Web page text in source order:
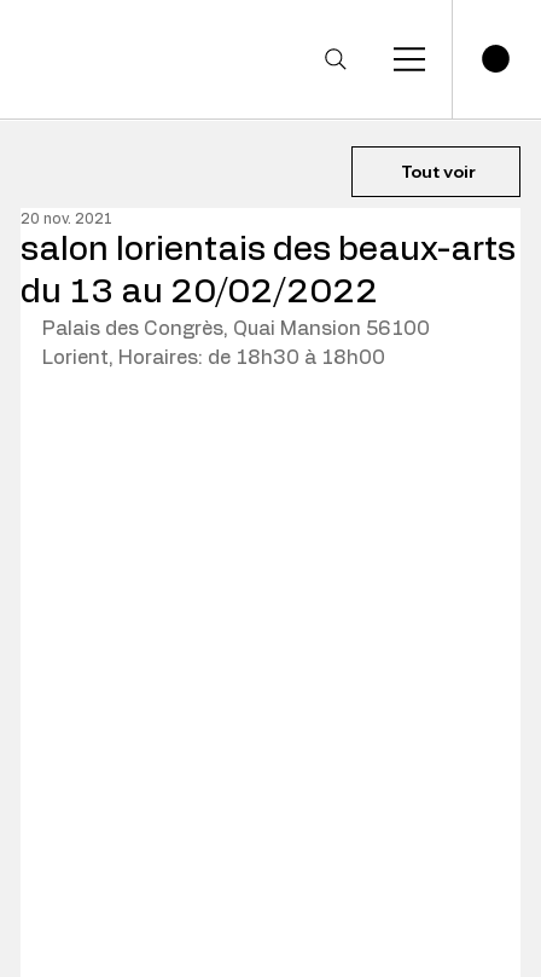
Tout voir
salon lorientais des beaux-arts
du 13 au 20/02/2022
20 nov. 2021
Palais des Congrès, Quai Mansion 56100
Lorient, Horaires: de 18h30 à 18h00